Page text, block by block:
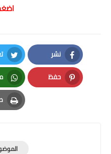
نشر
Facebook
حفظ
Pinterest